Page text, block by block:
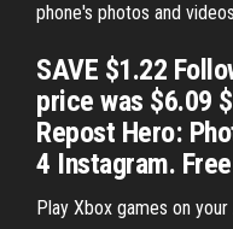
phone's photos and
SAVE $1.22
price was $6.09
Repost Hero:
4 Instagram.
Play Xbox games on